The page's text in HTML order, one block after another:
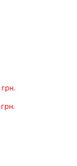
грн.
грн.